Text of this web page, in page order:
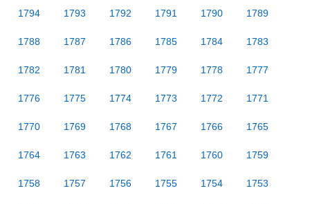
1794 1793 1792 1791 1790 1789
1788 1787 1786 1785 1784 1783
1782 1781 1780 1779 1778 1777
1776 1775 1774 1773 1772 1771
1770 1769 1768 1767 1766 1765
1764 1763 1762 1761 1760 1759
1758 1757 1756 1755 1754 1753